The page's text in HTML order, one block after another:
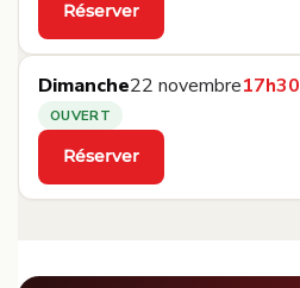
Réserver
·
Dimanche22 novembre17h30
OUVERT
Réserver
·